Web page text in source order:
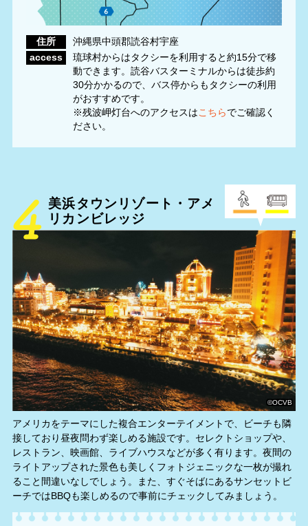
住所
沖縄県中頭郡読谷村宇座
access
琉球村からはタクシーを利用すると約15分で移
動できます。読谷バスターミナルからは徒歩約
30分かかるので、バス停からもタクシーの利用
がおすすめです。
※残波岬灯台へのアクセスはこちら でご確認く
ださい。
美浜タウンリゾート・アメ
リカンビレッジ
©OCVB
アメリカをテーマにした複合エンターテイメントで、ビーチも隣
接しており昼夜問わず楽しめる施設です。セレクトショップや、
レストラン、映画館、ライブハウスなどが多く有ります。夜間の
ライトアップされた景色も美しくフォトジェニックな一枚が撮れ
ること間違いなしでしょう。また、すぐそばにあるサンセットビ
ーチではBBQも楽しめるので事前にチェックしてみましょう。